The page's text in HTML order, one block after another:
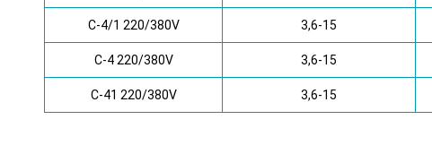
C-4/1 220/380V 3,6-15
C-4 220/380V 3,6-15
C-41 220/380V 3,6-15